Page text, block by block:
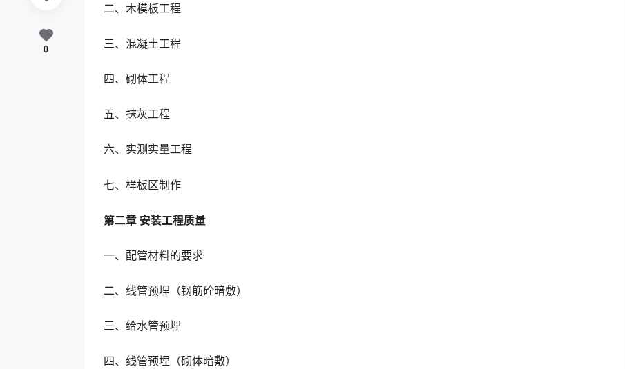
二、木模板工程
三、混凝土工程
四、砌体工程
五、抹灰工程
六、实测实量工程
七、样板区制作
第二章 安装工程质量
一、配管材料的要求
二、线管预埋（钢筋砼暗敷）
三、给水管预埋
四、线管预埋（砌体暗敷）
0